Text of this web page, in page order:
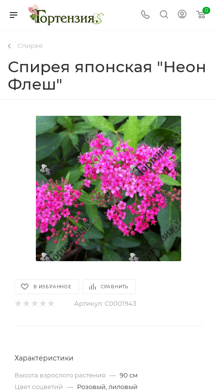
0
Спирея
Спирея японская "Неон
Флеш"
В ИЗБРАННОЕ СРАВНИТЬ
Артикул: С0001943
Характеристики
Высота взрослого растения — 90 см
Цвет соцветий — Розовый, лиловый